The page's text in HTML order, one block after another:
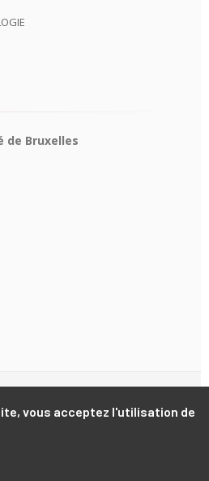
vous acceptez l'utilisation de
de Bruxelles
Reserved